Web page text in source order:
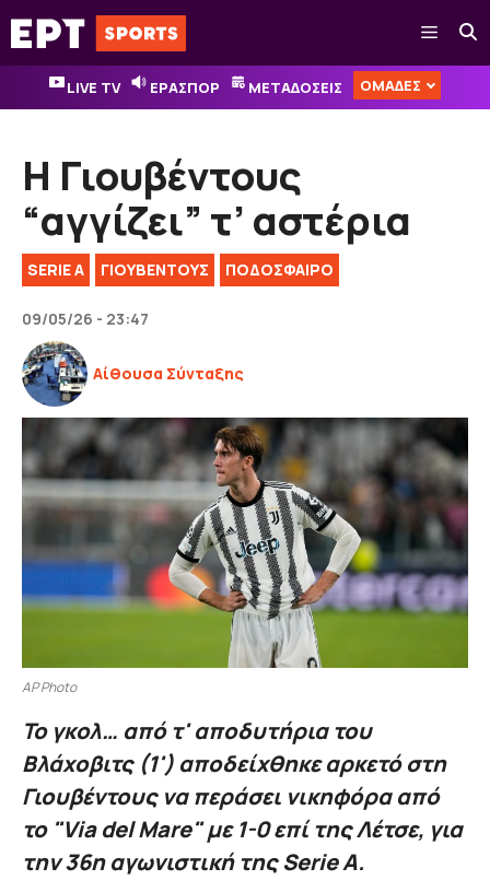
Μετάβαση
σε
περιεχόμενο
Μενού
LIVE TV ΕΡΑΣΠΟΡ ΜΕΤΑΔΟΣΕΙΣ ΟΜΑΔΕΣ
Η Γιουβέντους
“αγγίζει” τ’ αστέρια
SERIE A ΓΙΟΥΒΕΝΤΟΥΣ ΠΟΔΟΣΦΑΙΡΟ
09/05/26 - 23:47
Αίθουσα Σύνταξης
AP Photo
Το γκολ… από τ' αποδυτήρια του
Βλάχοβιτς (1') αποδείχθηκε αρκετό στη
Γιουβέντους να περάσει νικηφόρα από
το "Via del Mare" με 1-0 επί της Λέτσε, για
την 36η αγωνιστική της Serie A.